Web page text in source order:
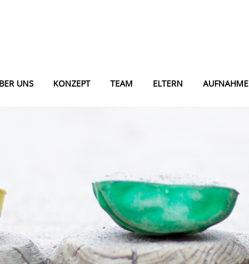
UNS KONZEPT TEAM ELTERN AUFNAHME